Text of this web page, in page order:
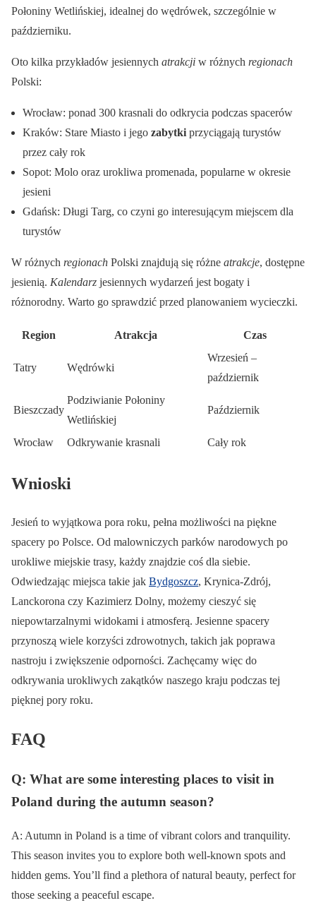
Połoniny Wetlińskiej, idealnej do wędrówek, szczególnie w
październiku.
Oto kilka przykładów jesiennych atrakcji w różnych regionach
Polski:
Wrocław: ponad 300 krasnali do odkrycia podczas spacerów
Kraków: Stare Miasto i jego zabytki przyciągają turystów
przez cały rok
Sopot: Molo oraz urokliwa promenada, popularne w okresie
jesieni
Gdańsk: Długi Targ, co czyni go interesującym miejscem dla
turystów
W różnych regionach Polski znajdują się różne atrakcje, dostępne
jesienią. Kalendarz jesiennych wydarzeń jest bogaty i
różnorodny. Warto go sprawdzić przed planowaniem wycieczki.
Region Atrakcja Czas
Tatry Wędrówki
Wrzesień –
październik
Bieszczady
Podziwianie Połoniny
Wetlińskiej
Październik
Wrocław Odkrywanie krasnali Cały rok
Wnioski
Jesień to wyjątkowa pora roku, pełna możliwości na piękne
spacery po Polsce. Od malowniczych parków narodowych po
urokliwe miejskie trasy, każdy znajdzie coś dla siebie.
Odwiedzając miejsca takie jak Bydgoszcz, Krynica-Zdrój,
Lanckorona czy Kazimierz Dolny, możemy cieszyć się
niepowtarzalnymi widokami i atmosferą. Jesienne spacery
przynoszą wiele korzyści zdrowotnych, takich jak poprawa
nastroju i zwiększenie odporności. Zachęcamy więc do
odkrywania urokliwych zakątków naszego kraju podczas tej
pięknej pory roku.
FAQ
Q: What are some interesting places to visit in
Poland during the autumn season?
A: Autumn in Poland is a time of vibrant colors and tranquility.
This season invites you to explore both well-known spots and
hidden gems. You’ll find a plethora of natural beauty, perfect for
those seeking a peaceful escape.